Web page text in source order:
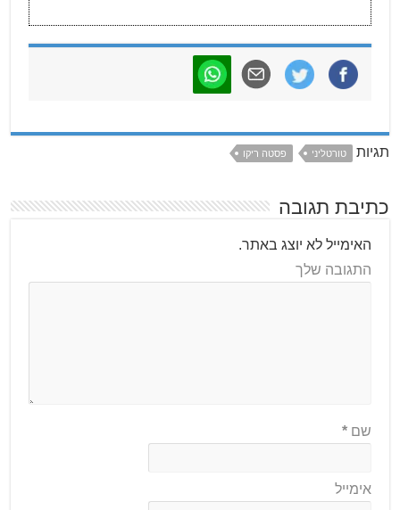
תגיות טורטליני פסטה ריקו
כתיבת תגובה
האימייל לא יוצג באתר.
התגובה שלך
שם*
אימייל